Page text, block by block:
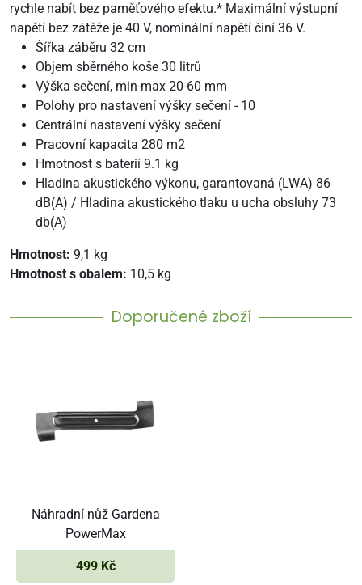
rychle nabít bez paměťového efektu.* Maximální výstupní
napětí bez zátěže je 40 V, nominální napětí činí 36 V.
Šířka záběru 32 cm
Objem sběrného koše 30 litrů
Výška sečení, min-max 20-60 mm
Polohy pro nastavení výšky sečení - 10
Centrální nastavení výšky sečení
Pracovní kapacita 280 m2
Hmotnost s baterií 9.1 kg
Hladina akustického výkonu, garantovaná (LWA) 86
dB(A) / Hladina akustického tlaku u ucha obsluhy 73
db(A)
Hmotnost: 9,1 kg
Hmotnost s obalem: 10,5 kg
Doporučené zboží
Náhradní nůž Gardena
PowerMax
499 Kč